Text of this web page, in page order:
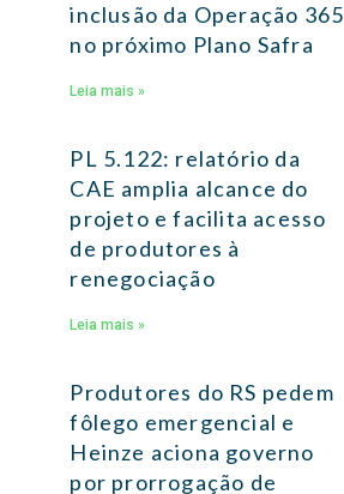
inclusão da Operação 365
no próximo Plano Safra
Leia mais »
PL 5.122: relatório da
CAE amplia alcance do
projeto e facilita acesso
de produtores à
renegociação
Leia mais »
Produtores do RS pedem
fôlego emergencial e
Heinze aciona governo
por prorrogação de